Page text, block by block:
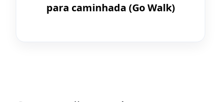
para caminhada (Go Walk)